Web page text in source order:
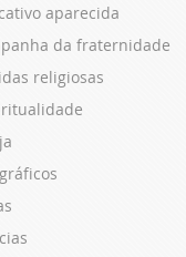
aparecida
da fraternidade
religiosas